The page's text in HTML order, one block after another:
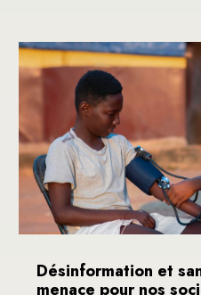
Désinformation et
menace pour nos